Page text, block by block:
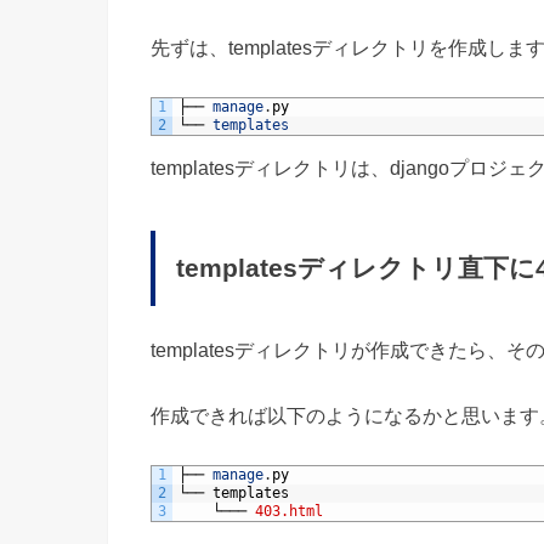
先ずは、templatesディレクトリを作成しま
1
2
├── manage. py
└── templates
templatesディレクトリは、djangoプロジェ
templatesディレクトリ直下
templatesディレクトリが作成できたら、そ
作成できれば以下のようになるかと思います
1
2
3
├── manage. py
└── templates
└─── 403.html